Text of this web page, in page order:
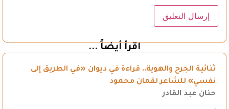
اقرأ أيضاً ...
ثنائية الجرح والهوية.. قراءة في ديوان «في الطريق إلى
نفسي» للشاعر لقمان محمود
حنان عبد القادر